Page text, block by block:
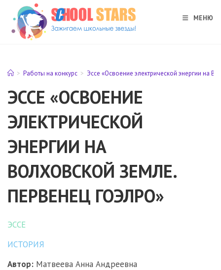
Перейти
содержимому
МЕНЮ
> Работы на конкурс > Эссе «Освоение электрической энергии на
ЭССЕ «ОСВОЕНИЕ
ЭЛЕКТРИЧЕСКОЙ
ЭНЕРГИИ НА
ВОЛХОВСКОЙ ЗЕМЛЕ.
ПЕРВЕНЕЦ ГОЭЛРО»
ЭССЕ
ИСТОРИЯ
Автор: Матвеева Анна Андреевна